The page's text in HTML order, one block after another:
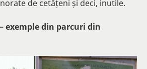
de cetățeni și deci, inutile.
exemple din parcuri din